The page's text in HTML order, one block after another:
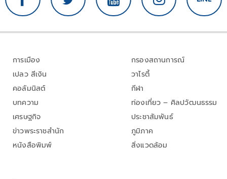
การเมือง
เปลว สีเงิน
คอลัมนิสต์
บทความ
เศรษฐกิจ
ข่าวพระราชสำนัก
หนังสือพิมพ์
กรองสถานการณ์
วาไรตี้
กีฬา
ท่องเที่ยว – ศิลปวัฒนธรรม
ประชาสัมพันธ์
ภูมิภาค
สิ่งแวดล้อม